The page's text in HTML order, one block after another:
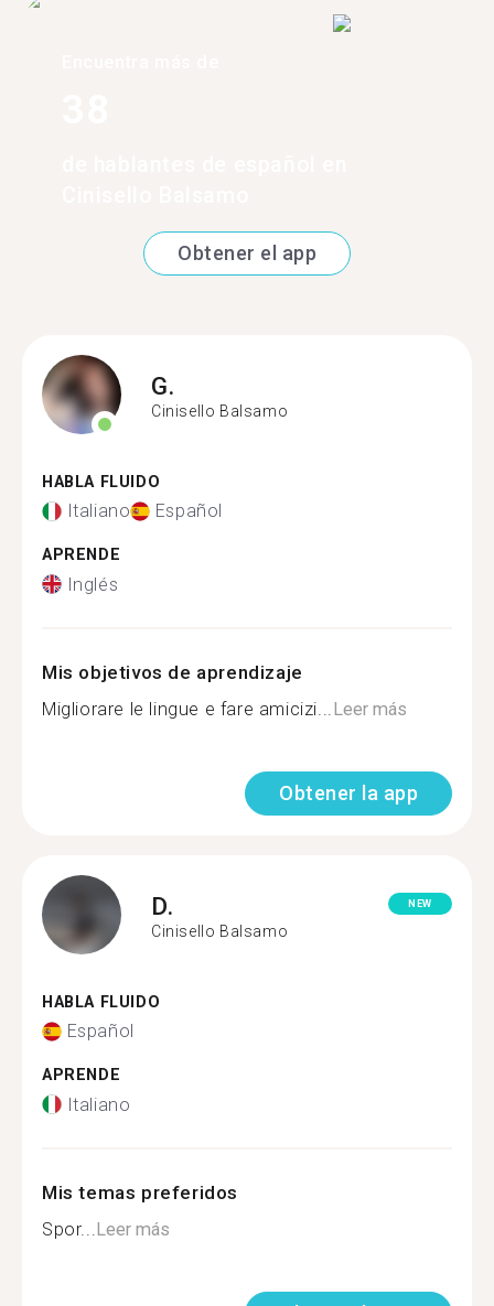
Obtener el app
G.
Cinisello Balsamo
HABLA FLUIDO
Italiano Español
APRENDE
Inglés
Mis objetivos de aprendizaje
Migliorare le lingue e fare amicizi... Leer más
Obtener la app
D.
Cinisello Balsamo
NEW
HABLA FLUIDO
Español
APRENDE
Italiano
Mis temas preferidos
Spor... Leer más